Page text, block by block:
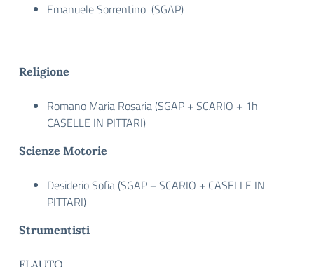
Emanuele Sorrentino (SGAP)
Religione
Romano Maria Rosaria (SGAP + SCARIO + 1h
CASELLE IN PITTARI)
Scienze Motorie
Desiderio Sofia (SGAP + SCARIO + CASELLE IN
PITTARI)
Strumentisti
FLAUTO